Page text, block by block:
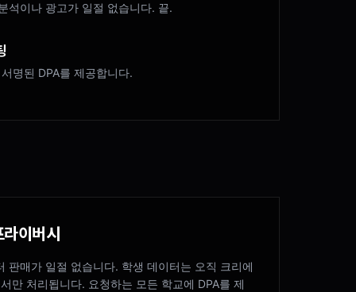
석이나 광고가 일절 없습니다. 끝.
명된 DPA를 제공합니다.
이버시
판매가 일절 없습니다. 학생 데이터는 오직 크리에
만 처리됩니다. 요청하는 모든 학교에 DPA를 제